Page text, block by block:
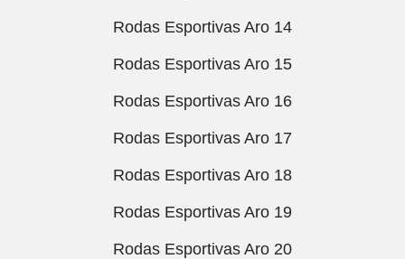
Rodas Esportivas Aro 14
Rodas Esportivas Aro 15
Rodas Esportivas Aro 16
Rodas Esportivas Aro 17
Rodas Esportivas Aro 18
Rodas Esportivas Aro 19
Rodas Esportivas Aro 20